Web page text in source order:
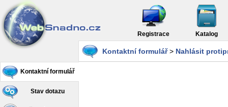
Registrace Katalog
Kontaktní formulář
Stav dotazu
Kontaktní formulář> Nahlásit